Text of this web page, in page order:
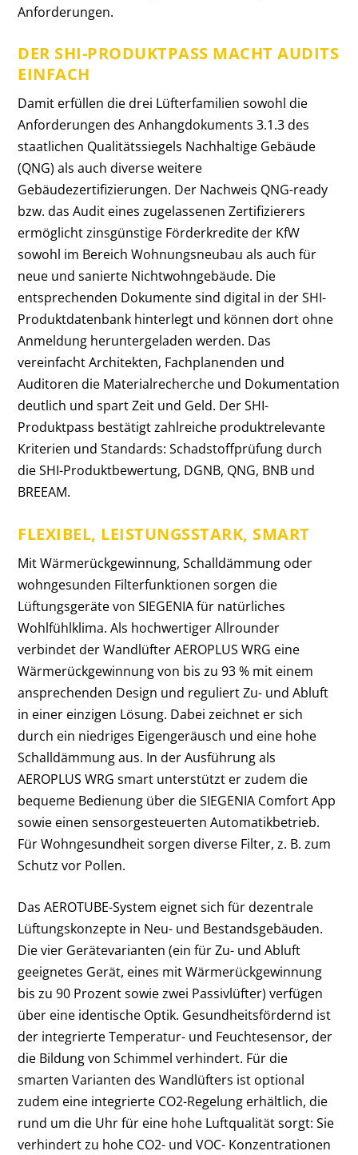
Anforderungen.
DER SHI-PRODUKTPASS MACHT AUDITS
EINFACH
Damit erfüllen die drei Lüfterfamilien sowohl die
Anforderungen des Anhangdokuments 3.1.3 des
staatlichen Qualitätssiegels Nachhaltige Gebäude
(QNG) als auch diverse weitere
Gebäudezertifizierungen. Der Nachweis QNG-ready
bzw. das Audit eines zugelassenen Zertifizierers
ermöglicht zinsgünstige Förderkredite der KfW
sowohl im Bereich Wohnungsneubau als auch für
neue und sanierte Nichtwohngebäude. Die
entsprechenden Dokumente sind digital in der SHI-
Produktdatenbank hinterlegt und können dort ohne
Anmeldung heruntergeladen werden. Das
vereinfacht Architekten, Fachplanenden und
Auditoren die Materialrecherche und Dokumentation
deutlich und spart Zeit und Geld. Der SHI-
Produktpass bestätigt zahlreiche produktrelevante
Kriterien und Standards: Schadstoffprüfung durch
die SHI-Produktbewertung, DGNB, QNG, BNB und
BREEAM.
FLEXIBEL, LEISTUNGSSTARK, SMART
Mit Wärmerückgewinnung, Schalldämmung oder
wohngesunden Filterfunktionen sorgen die
Lüftungsgeräte von SIEGENIA für natürliches
Wohlfühlklima. Als hochwertiger Allrounder
verbindet der Wandlüfter AEROPLUS WRG eine
Wärmerückgewinnung von bis zu 93 % mit einem
ansprechenden Design und reguliert Zu- und Abluft
in einer einzigen Lösung. Dabei zeichnet er sich
durch ein niedriges Eigengeräusch und eine hohe
Schalldämmung aus. In der Ausführung als
AEROPLUS WRG smart unterstützt er zudem die
bequeme Bedienung über die SIEGENIA Comfort App
sowie einen sensorgesteuerten Automatikbetrieb.
Für Wohngesundheit sorgen diverse Filter, z. B. zum
Schutz vor Pollen.
Das AEROTUBE-System eignet sich für dezentrale
Lüftungskonzepte in Neu- und Bestandsgebäuden.
Die vier Gerätevarianten (ein für Zu- und Abluft
geeignetes Gerät, eines mit Wärmerückgewinnung
bis zu 90 Prozent sowie zwei Passivlüfter) verfügen
über eine identische Optik. Gesundheitsfördernd ist
der integrierte Temperatur- und Feuchtesensor, der
die Bildung von Schimmel verhindert. Für die
smarten Varianten des Wandlüfters ist optional
zudem eine integrierte CO2-Regelung erhältlich, die
rund um die Uhr für eine hohe Luftqualität sorgt: Sie
verhindert zu hohe CO2- und VOC- Konzentrationen